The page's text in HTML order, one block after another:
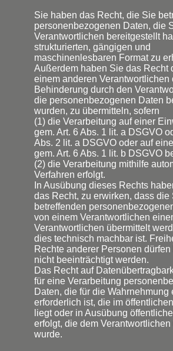
Sie haben das Recht, die Sie
personenbezogenen Daten, die
Verantwortlichen bereitgestellt
strukturierten, gängigen und
maschinenlesbaren Format zu
Außerdem haben Sie das Recht
einem anderen Verantwortlichen
Behinderung durch den
die personenbezogenen Daten
wurden, zu übermitteln, sofern
(1) die Verarbeitung auf einer
gem. Art. 6 Abs. 1 lit. a DSGVO
Abs. 2 lit. a DSGVO oder auf
gem. Art. 6 Abs. 1 lit. b DSGVO
(2) die Verarbeitung mithilfe
Verfahren erfolgt.
In Ausübung dieses Rechts
das Recht, zu erwirken, dass die
betreffenden
von einem Verantwortlichen
Verantwortlichen übermittelt
dies technisch machbar ist.
Rechte anderer Personen dürfen
nicht beeinträchtigt werden.
Das Recht auf
für eine Verarbeitung
Daten, die für die Wahrnehmung
erforderlich ist, die im
liegt oder in Ausübung
erfolgt, die dem Verantwortlichen
wurde.